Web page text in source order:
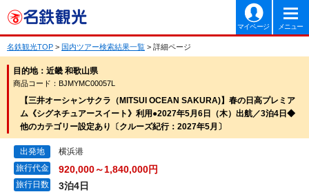
マイページ メニュー
名鉄観光TOP > 国内ツアー検索結果一覧 > 詳細ページ
目的地：近畿 和歌山県
商品コード：BJMYMC00057L
【三井オーシャンサクラ（MITSUI OCEAN SAKURA)】春の日高プレミア
ム《シグネチュアースイート》利用●2027年5月6日（木）出航／3泊4日◆
他のカテゴリー設定あり〔クルーズ紀行：2027年5月〕
出発地
横浜港
旅行代金
920,000～1,840,000円
旅行日数 3泊4日